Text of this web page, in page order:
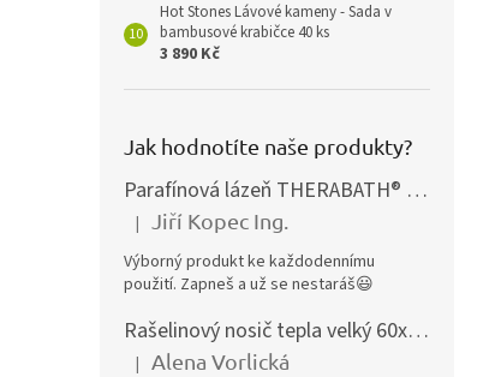
Hot Stones Lávové kameny - Sada v
bambusové krabičce 40 ks
3 890 Kč
Jak hodnotíte naše produkty?
Parafínová lázeň THERABATH® PRO, parafínová vana TB7
Hodnocení produktu je 5 z 5 hvězdiček.
| Jiří Kopec Ing.
Výborný produkt ke každodennímu
použití. Zapneš a už se nestaráš😃
Rašelinový nosič tepla velký 60x40 cm
Hodnocení produktu je 5 z 5 hvězdiček.
| Alena Vorlická